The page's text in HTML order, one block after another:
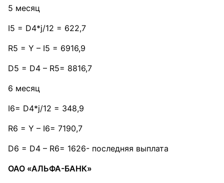
5 месяц
I5 = D4*j/12 = 622,7
R5 = Y – I5 = 6916,9
D5 = D4 – R5= 8816,7
6 месяц
I6= D4*j/12 = 348,9
R6 = Y – I6= 7190,7
D6 = D4 – R6= 1626- последняя выплата
ОАО «АЛЬФА-БАНК»